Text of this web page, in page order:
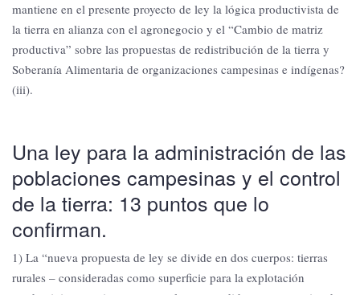
mantiene en el presente proyecto de ley la lógica productivista de
la tierra en alianza con el agronegocio y el “Cambio de matriz
productiva” sobre las propuestas de redistribución de la tierra y
Soberanía Alimentaria de organizaciones campesinas e indígenas?
(iii).
Una ley para la administración de las
poblaciones campesinas y el control
de la tierra: 13 puntos que lo
confirman.
1) La “nueva propuesta de ley se divide en dos cuerpos: tierras
rurales – consideradas como superficie para la explotación